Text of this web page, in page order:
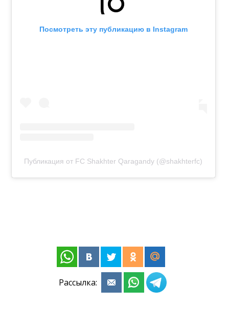
Посмотреть эту публикацию в Instagram
Публикация от FC Shakhter Qaragandy (@shakhterfc)
Рассылка: